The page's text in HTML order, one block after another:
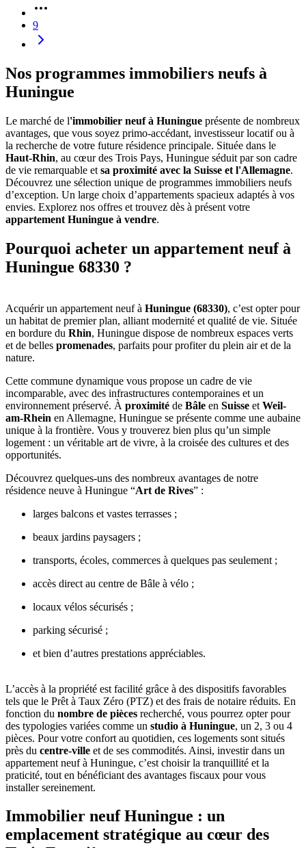
9
Nos programmes immobiliers neufs à
Huningue
Le marché de l'immobilier neuf à Huningue présente de nombreux
avantages, que vous soyez primo-accédant, investisseur locatif ou à
la recherche de votre future résidence principale. Située dans le
Haut-Rhin, au cœur des Trois Pays, Huningue séduit par son cadre
de vie remarquable et sa proximité avec la Suisse et l'Allemagne.
Découvrez une sélection unique de programmes immobiliers neufs
d’exception. Un large choix d’appartements spacieux adaptés à vos
envies. Explorez nos offres et trouvez dès à présent votre
appartement Huningue à vendre.
Pourquoi acheter un appartement neuf à
Huningue 68330 ?
Acquérir un appartement neuf à Huningue (68330), c’est opter pour
un habitat de premier plan, alliant modernité et qualité de vie. Située
en bordure du Rhin, Huningue dispose de nombreux espaces verts
et de belles promenades, parfaits pour profiter du plein air et de la
nature.
Cette commune dynamique vous propose un cadre de vie
incomparable, avec des infrastructures contemporaines et un
environnement préservé. À proximité de Bâle en Suisse et Weil-
am-Rhein en Allemagne, Huningue se présente comme une aubaine
unique à la frontière. Vous y trouverez bien plus qu’un simple
logement : un véritable art de vivre, à la croisée des cultures et des
opportunités.
Découvrez quelques-uns des nombreux avantages de notre
résidence neuve à Huningue “Art de Rives” :
larges balcons et vastes terrasses ;
beaux jardins paysagers ;
transports, écoles, commerces à quelques pas seulement ;
accès direct au centre de Bâle à vélo ;
locaux vélos sécurisés ;
parking sécurisé ;
et bien d’autres prestations appréciables.
L’accès à la propriété est facilité grâce à des dispositifs favorables
tels que le Prêt à Taux Zéro (PTZ) et des frais de notaire réduits. En
fonction du nombre de pièces recherché, vous pourrez opter pour
des typologies variées comme un studio à Huningue, un 2, 3 ou 4
pièces. Pour votre confort au quotidien, ces logements sont situés
près du centre-ville et de ses commodités. Ainsi, investir dans un
appartement neuf à Huningue, c’est choisir la tranquillité et la
praticité, tout en bénéficiant des avantages fiscaux pour vous
installer sereinement.
Immobilier neuf Huningue : un
emplacement stratégique au cœur des